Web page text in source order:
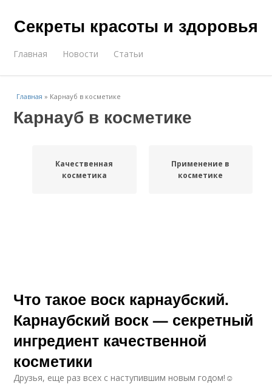
Секреты красоты и здоровья
Главная Новости Статьи
Главная » Карнауб в косметике
Карнауб в косметике
Качественная
косметика
Применение в
косметике
Что такое воск карнаубский.
Карнаубский воск — секретный
ингредиент качественной
косметики
Друзья, еще раз всех с наступившим новым годом!☺